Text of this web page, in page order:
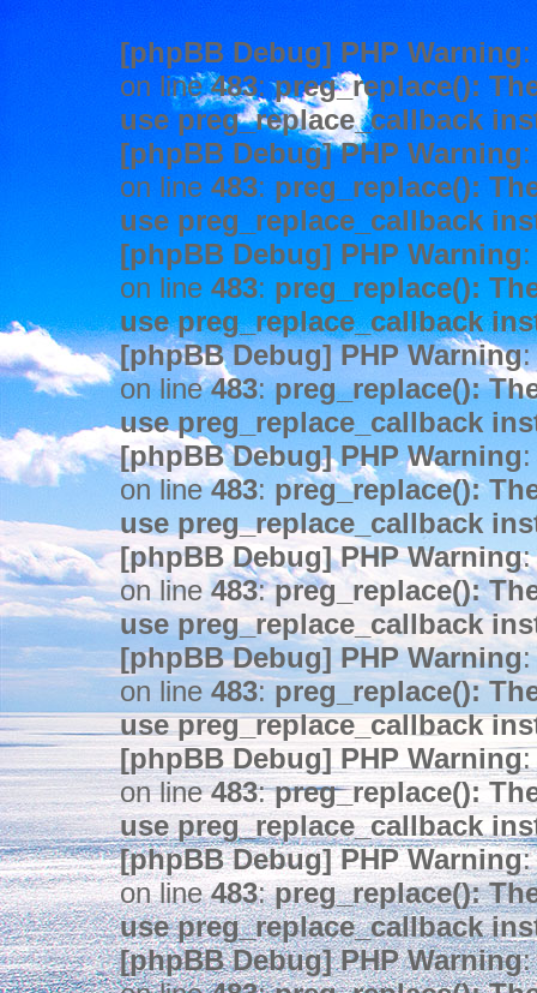
[phpBB Debug] PHP Warning
on line483:preg_replace():
use preg_replace_callback
[phpBB Debug] PHP Warning
on line 483: preg_replace():
use preg_replace_callback
[phpBB Debug] PHP Warning
on line 483: preg_replace():
use preg_replace_callback
[phpBB Debug] PHP Warning:
on line483:preg_replace():
use preg_replace_callback
[phpBB Debug] PHP Warning
on line483: preg_replace():
use preg_replace_callback
[phpBB Debug] PHP Warning:
on line483:preg_replace():
use preg_replace_callback
[phpBB Debug] PHP Warning:
on line 483:preg_replace():
use preg_replace_callback
[phpBB Debug] PHP Warning:
on line483:preg_replace():
use preg_replace_callback
[phpBB Debug] PHP Warning:
on line483:preg_replace():
use preg_replace_callback
[phpBB Debug] PHP Warning: